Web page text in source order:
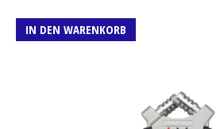
IN DEN WARENKORB